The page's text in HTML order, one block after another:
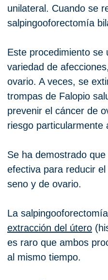
unilateral. Cuando se
salpingooforectomía
Este procedimiento se
variedad de
ovario. A veces, se
trompas de Falopio
prevenir el cáncer de
riesgo particularmente
Se ha demostrado
efectiva para reducir
seno y de ovario.
La salpingooforectomía
extracción del útero
es raro que ambos
al mismo tiempo.